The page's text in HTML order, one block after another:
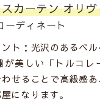
スカーテン オリ
ディネート
ト：光沢のあるベ
が美しい「トルコ
せることで高級感
になります。